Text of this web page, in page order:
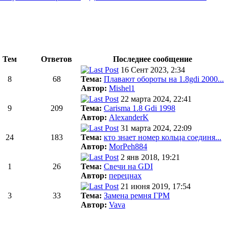
Тем Ответов Последнее сообщение
8 68
16 Сент 2023, 2:34
Тема: Плавают обороты на 1.8gdi 2000...
Автор: Mishel1
9 209
22 марта 2024, 22:41
Тема: Carisma 1.8 Gdi 1998
Автор: AlexanderK
24 183
31 марта 2024, 22:09
Тема: кто знает номер кольца соединя...
Автор: MorPeh884
1 26
2 янв 2018, 19:21
Тема: Свечи на GDI
Автор: перецнах
3 33
21 июня 2019, 17:54
Тема: Замена ремня ГРМ
Автор: Vava